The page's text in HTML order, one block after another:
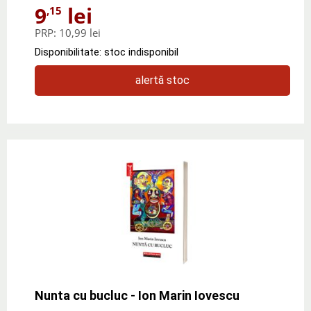
9,15 lei
PRP: 10,99 lei
Disponibilitate: stoc indisponibil
alertă stoc
Nunta cu bucluc - Ion Marin Iovescu